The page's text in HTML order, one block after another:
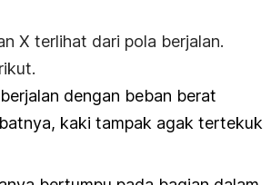
X terlihat dari pola berjalan.
dengan beban berat
kaki tampak agak tertekuk